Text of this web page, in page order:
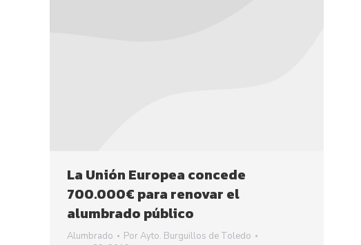
La Unión Europea concede
700.000€ para renovar el
alumbrado público
Alumbrado PorAyto. Burguillos de Toledo